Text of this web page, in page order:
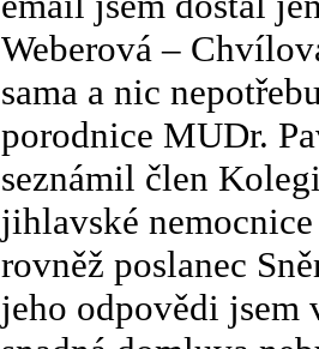
Weberová –
sama a nic
porodnice MUDr.
seznámil člen
jihlavské
rovněž poslanec
jeho odpovědi jsem